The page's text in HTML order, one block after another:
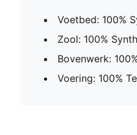
Voetbed: 100%
Zool: 100%
Bovenwerk:
Voering: 100%